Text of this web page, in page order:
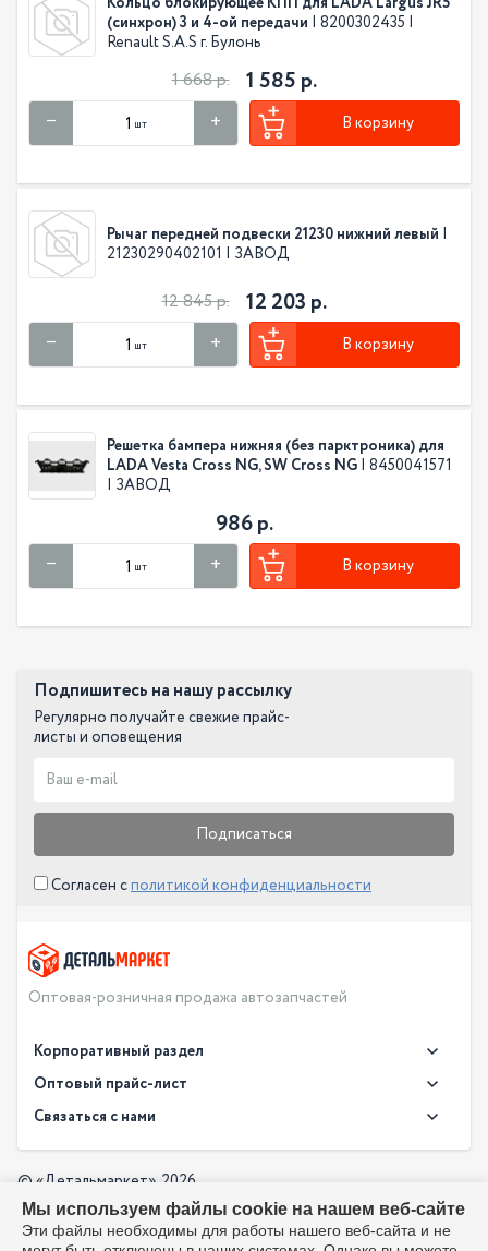
(синхрон) 3 и 4-ой передачи | 8200302435 |
Renault S.A.S г. Булонь
1 668 р. 1 585 р.
шт В корзину
Рычаг передней подвески 21230 нижний левый |
21230290402101 | ЗАВОД
12 845 р. 12 203 р.
шт В корзину
Решетка бампера нижняя (без парктроника) для
LADA Vesta Cross NG, SW Cross NG | 8450041571
| ЗАВОД
986 р.
шт В корзину
Подпишитесь на нашу рассылку
Регулярно получайте свежие прайс-
листы и оповещения
Подписаться
Согласен сполитикой конфиденциальности
Оптовая-розничная продажа автозапчастей
Корпоративный раздел
Новости
О компании
Доставка
Оптовый прайс-лист
Оплата
Производители
Оптовый прайс-лист
Скачать прайс в PDF
Связаться с нами
info@detalmarket.ru
© «Детальмаркет», 2026
Разработка:
Мы используем файлы cookie на нашем веб-сайте
Эти файлы необходимы для работы нашего веб-сайта и не